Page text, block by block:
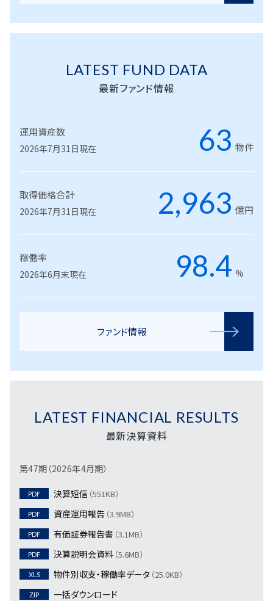
LATEST FUND DATA
最新ファンド情報
運用資産数
2026年7月31日現在 63 物件
取得価格合計
2026年7月31日現在 2,963 億円
稼働率
2026年6月末現在 98.4 %
ファンド情報
LATEST FINANCIAL RESULTS
最新決算資料
第47期（2026年4月期）
PDF 決算短信 （551KB）
PDF 資産運用報告 （3.9MB）
PDF 有価証券報告書 （3.1MB）
PDF 決算説明会資料 （5.6MB）
XLS 物件別収支・稼働率データ （25.0KB）
ZIP 一括ダウンロード